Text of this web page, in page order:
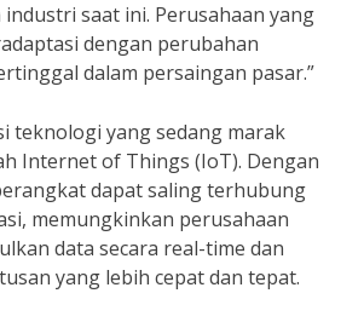
saat ini. Perusahaan yang
dengan perubahan
dalam persaingan pasar.”
teknologi yang sedang marak
Internet of Things (IoT). Dengan
dapat saling terhubung
memungkinkan perusahaan
data secara real-time dan
yang lebih cepat dan tepat.